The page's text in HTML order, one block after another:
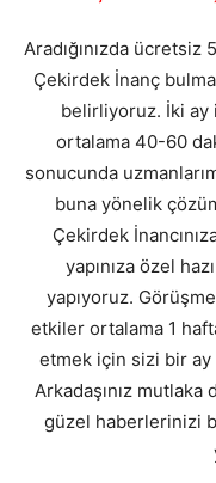
Aradığınızda
Çekirdek İnanç
belirliyoruz. İki ay
ortalama 40-60
sonucunda
buna yönelik
Çekirdek
yapınıza özel
yapıyoruz.
etkiler ortalama 1
etmek için sizi bir ay
Arkadaşınız
güzel haberlerinizi